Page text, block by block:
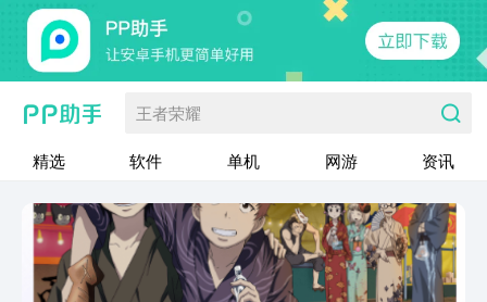
王者荣耀
精选 软件 单机 网游 资讯